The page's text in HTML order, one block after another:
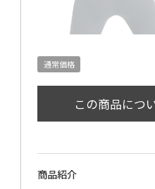
通常価格
商品紹介